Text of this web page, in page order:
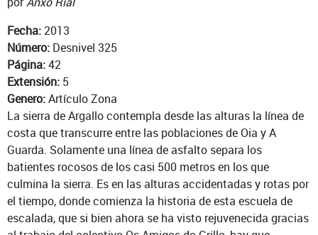
Fecha:2013
Número: Desnivel 325
Página:42
Extensión: 5
Genero:Artículo Zona
La sierra de Argallo contempla desde las alturas la línea de
costa que transcurre entre las poblaciones de Oia y A
Guarda. Solamente una línea de asfalto separa los
batientes rocosos de los casi 500 metros en los que
culmina la sierra. Es en las alturas accidentadas y rotas por
el tiempo, donde comienza la historia de esta escuela de
escalada, que si bien ahora se ha visto rejuvenecida gracias